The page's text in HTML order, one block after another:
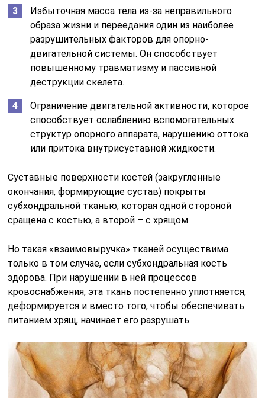
Избыточная масса тела из-за неправильного
образа жизни и переедания один из наиболее
разрушительных факторов для опорно-
двигательной системы. Он способствует
повышенному травматизму и пассивной
деструкции скелета.
Ограничение двигательной активности, которое
способствует ослаблению вспомогательных
структур опорного аппарата, нарушению оттока
или притока внутрисуставной жидкости.
Суставные поверхности костей (закругленные
окончания, формирующие сустав) покрыты
субхондральной тканью, которая одной стороной
сращена с костью, а второй – с хрящом.
Но такая «взаимовыручка» тканей осуществима
только в том случае, если субхондральная кость
здорова. При нарушении в ней процессов
кровоснабжения, эта ткань постепенно уплотняется,
деформируется и вместо того, чтобы обеспечивать
питанием хрящ, начинает его разрушать.